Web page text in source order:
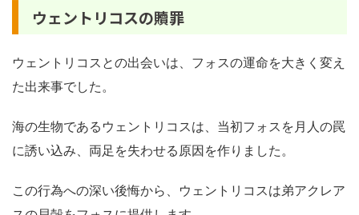
ウェントリコスの贖罪
ウェントリコスとの出会いは、フォスの運命を大きく変え
た出来事でした。
海の生物であるウェントリコスは、当初フォスを月人の罠
に誘い込み、両足を失わせる原因を作りました。
この行為への深い後悔から、ウェントリコスは弟アクレア